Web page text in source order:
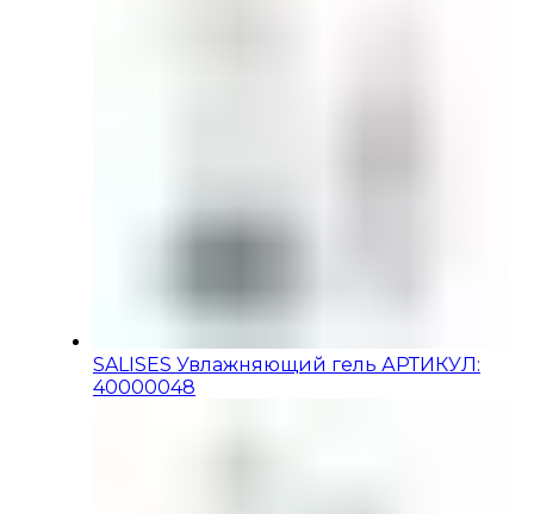
SALISES Увлажняющий гель АРТИКУЛ:
40000048